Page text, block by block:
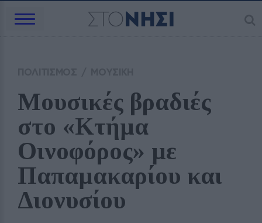
Μουσικές βραδιές
στο «Κτήμα
Οινοφόρος» με
Παπαμακαρίου και
Διονυσίου